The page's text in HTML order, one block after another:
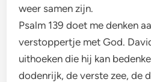
weer samen zijn.
Psalm 139 doet me denken
verstoppertje met God.
uithoeken die hij kan
dodenrijk, de verste zee, de